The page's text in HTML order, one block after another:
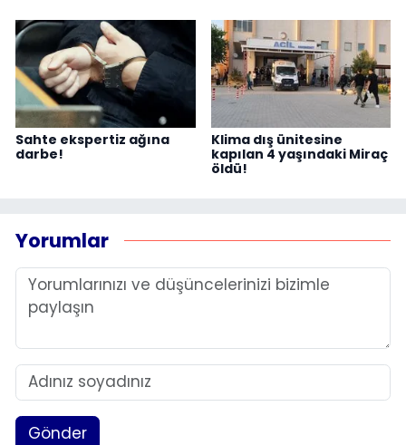
Sahte ekspertiz ağına
darbe!
Klima dış ünitesine
kapılan 4 yaşındaki Miraç
öldü!
Yorumlar
Gönder